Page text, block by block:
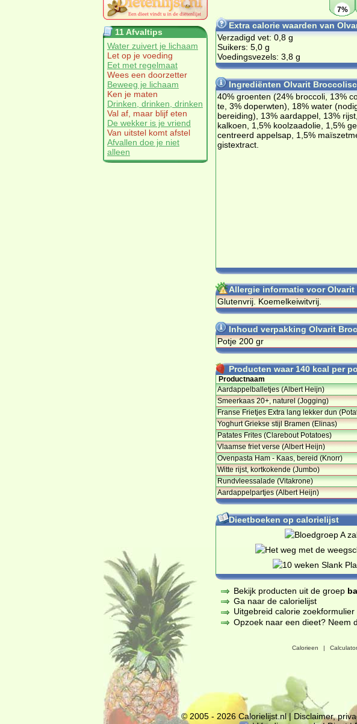
11 Afvaltips
Water zuivert je lichaam
Let op je voeding
Eet met regelmaat
Wees een doorzetter
Beweeg je lichaam
Ken je maten
Drinken, drinken, drinken
Val af, maar blijf eten
De wekker is je vriend
Van uitstel komt afstel
Afvallen doe je niet
alleen
7%
Extra calorie waarden van
Verzadigd vet: 0,8 g
Suikers: 5,0 g
Voedingsvezels: 3,8 g
Ingrediënten Olvarit
40% groen­ten (24% broc­co­li, 13%
te, 3% dop­erw­ten), 18% wa­ter
be­rei­ding), 13% aard­ap­pel, 13%
kal­koen, 1,5% kool­zaad­olie, 1,5%
cen­treerd ap­pel­sap, 1,5%
gist­ex­tract.
Allergie informatie voor
Glu­ten­vrij. Koe­melk­ei­wit­vrij.
Inhoud verpakking Olvarit
Potje 200 gr
Producten waar 140 kcal per
Productnaam
Aardappelballetjes (Albert Heijn)
Smeerkaas 20+, naturel (Jogging)
Franse Frietjes Extra lang lekker dun
Yoghurt Griekse stijl Bramen (Elinas)
Patates Frites (Clarebout Potatoes)
Vlaamse friet verse (Albert Heijn)
Ovenpasta Ham - Kaas, bereid (Knorr)
Witte rijst, kortkokende (Jumbo)
Rundvleessalade (Vitakrone)
Aardappelpartjes (Albert Heijn)
Dieetboeken op calorielijst
Bekijk producten uit de groep
Ga naar de calorielijst
Uitgebreid calorie zoekformulier
Opzoek naar een dieet? Neem
Calorieen |
© 2005 - 2026 Calorielijst.nl| Disclaimer,